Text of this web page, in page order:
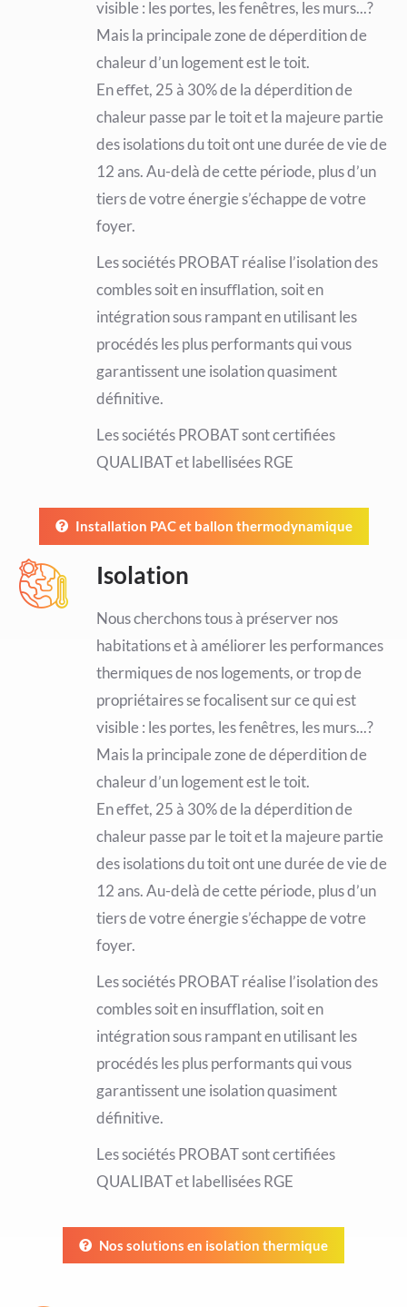
visible : les portes, les fenêtres, les murs...?
Mais la principale zone de déperdition de
chaleur d’un logement est le toit.
En eﬀet, 25 à 30% de la déperdition de
chaleur passe par le toit et la majeure partie
des isolations du toit ont une durée de vie de
12 ans. Au-delà de cette période, plus d’un
tiers de votre énergie s’échappe de votre
foyer.
Les sociétés PROBAT réalise l’isolation des
combles soit en insuﬄation, soit en
intégration sous rampant en utilisant les
procédés les plus performants qui vous
garantissent une isolation quasiment
définitive.
Les sociétés PROBAT sont certifiées
QUALIBAT et labellisées RGE
Installation PAC et ballon thermodynamique
Isolation
Nous cherchons tous à préserver nos
habitations et à améliorer les performances
thermiques de nos logements, or trop de
propriétaires se focalisent sur ce qui est
visible : les portes, les fenêtres, les murs...?
Mais la principale zone de déperdition de
chaleur d’un logement est le toit.
En eﬀet, 25 à 30% de la déperdition de
chaleur passe par le toit et la majeure partie
des isolations du toit ont une durée de vie de
12 ans. Au-delà de cette période, plus d’un
tiers de votre énergie s’échappe de votre
foyer.
Les sociétés PROBAT réalise l’isolation des
combles soit en insuﬄation, soit en
intégration sous rampant en utilisant les
procédés les plus performants qui vous
garantissent une isolation quasiment
définitive.
Les sociétés PROBAT sont certifiées
QUALIBAT et labellisées RGE
Nos solutions en isolation thermique